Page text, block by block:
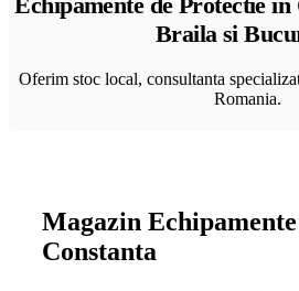
Braila si
Oferim stoc local, consultanta
Romania.
Magazin
Constanta